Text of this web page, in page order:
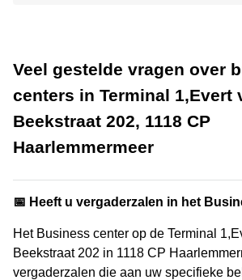
Veel gestelde vragen over
centers in Terminal 1,Evert
Beekstraat 202, 1118 CP
Haarlemmermeer
📅 Heeft u vergaderzalen in het
Het Business center op de Terminal
Beekstraat 202 in 1118 CP
vergaderzalen die aan uw specifieke